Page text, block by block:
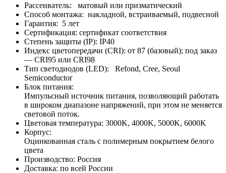
Рассеиватель: матовый или призматический
Способ монтажа: накладной, встраиваемый, подвесной
Гарантия: 5 лет
Сертификация: сертификат соответствия
Степень защиты (IP): IP40
Индекс цветопередачи (CRI): от 87 (базовый); под заказ
— CRI95 или CRI98
Тип светодиодов (LED): Refond, Cree, Seoul
Semiconductor
Блок питания:
Импульсный источник питания, позволяющий работать
в широком диапазоне напряжений, при этом не меняется
световой поток.
Цветовая температура: 3000K, 4000K, 5000K, 6000K
Корпус:
Оцинкованная сталь с полимерным покрытием белого
цвета
Производство: Россия
Доставка: по всей России